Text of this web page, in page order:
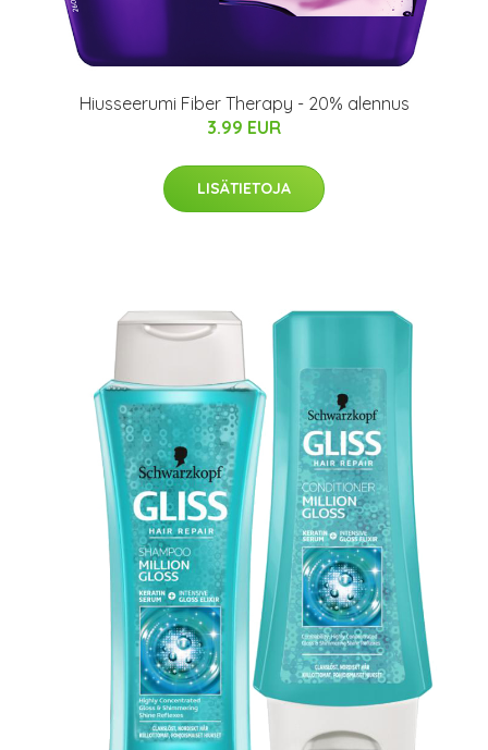
Hiusseerumi Fiber Therapy - 20% alennus
3.99 EUR
LISÄTIETOJA